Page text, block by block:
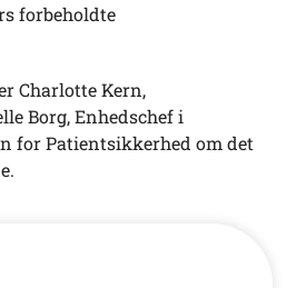
forbeholdte
Charlotte Kern,
Borg, Enhedschef i
for Patientsikkerhed om det